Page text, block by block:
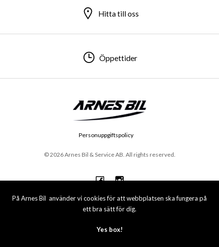
På Arnes Bil använder vi cookies för att webbplatsen ska fungera på
ett bra sätt för dig.
Yes box!
Hitta till oss
Öppettider
© 2026 Arnes Bil & Service AB. All rights reserved.
Personuppgiftspolicy